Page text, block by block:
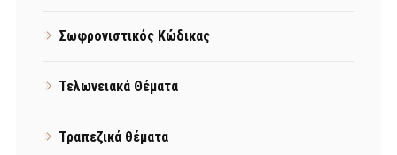
Σωφρονιστικός Κώδικας
Τελωνειακά Θέματα
Τραπεζικά θέματα